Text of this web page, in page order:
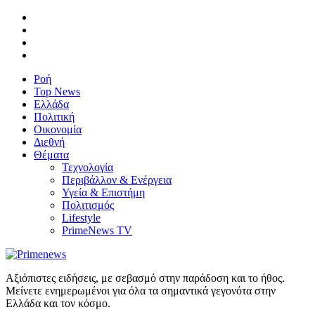
Ροή
Top News
Ελλάδα
Πολιτική
Οικονομία
Διεθνή
Θέματα
Τεχνολογία
Περιβάλλον & Ενέργεια
Υγεία & Επιστήμη
Πολιτισμός
Lifestyle
PrimeNews TV
Αξιόπιστες ειδήσεις, με σεβασμό στην παράδοση και το ήθος.
Μείνετε ενημερωμένοι για όλα τα σημαντικά γεγονότα στην
Ελλάδα και τον κόσμο.